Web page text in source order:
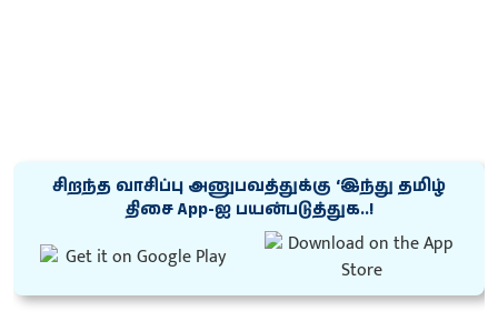
சிறந்த வாசிப்பு அனுபவத்துக்கு ‘இந்து தமிழ்
திசை App-ஐ பயன்படுத்துக..!